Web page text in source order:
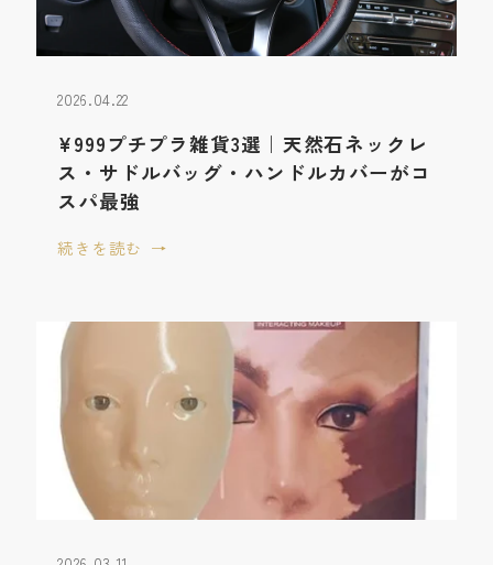
2026.04.22
¥999プチプラ雑貨3選｜天然石ネックレ
ス・サドルバッグ・ハンドルカバーがコ
スパ最強
続きを読む